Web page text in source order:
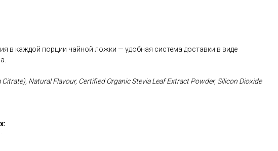
в каждой порции чайной ложки — удобная система доставки в виде
Natural Flavour, Certified Organic Stevia Leaf Extract Powder, Silicon Dioxide